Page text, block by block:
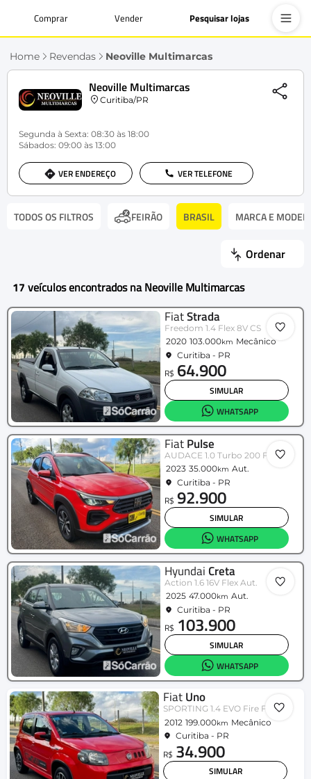
Comprar Vender Pesquisar lojas
Home Revendas Neoville Multimarcas
Neoville Multimarcas
Curitiba/PR
Segunda à Sexta: 08:30 às 18:00
Sábados: 09:00 às 13:00
VER ENDEREÇO VER TELEFONE
TODOS OS FILTROS FEIRÃO BRASIL MARCA E
Ordenar
17 veículos encontrados na Neoville Multimarcas
FiatStrada
Freedom 1.4 Flex 8V CS
2020 103.000km Mecânico
Curitiba - PR
R$ 64.900
SIMULAR
WHATSAPP
Fiat Pulse
AUDACE 1.0 Turbo 200 Flex Aut.
2023 35.000km Aut.
Curitiba - PR
R$ 92.900
SIMULAR
WHATSAPP
Hyundai Creta
Action 1.6 16V Flex Aut.
2025 47.000km Aut.
Curitiba - PR
R$ 103.900
SIMULAR
WHATSAPP
FiatUno
SPORTING 1.4 EVO Fire Flex 8V 4p
2012 199.000km Mecânico
Curitiba - PR
R$ 34.900
SIMULAR